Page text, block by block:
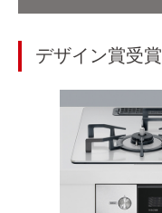
デザイン賞受賞